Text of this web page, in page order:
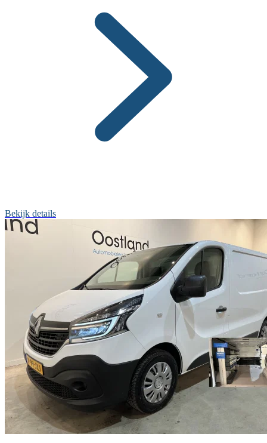
Bekijk details